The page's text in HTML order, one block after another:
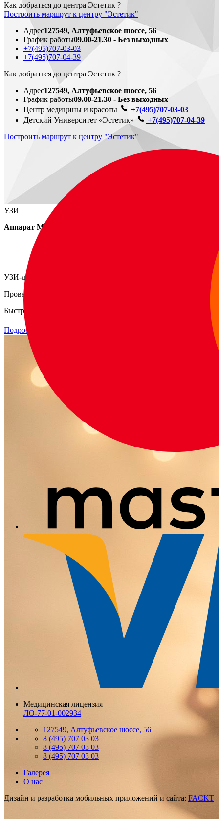
УЗИ
Аппарат Миндрей Рексона 6
УЗИ-диагностика органов
Проверьте здоровье без волнения
Быстро, точно, комфортно
Подробнее
Как добраться до центра Эстетик ?
Построить маршрут к центру "Эстетик"
Адрес127549, Алтуфьевское шоссе, 56
График работы09.00-21.30 - Без выходных
+7(495)707-03-03
+7(495)707-04-39
Как добраться до центра Эстетик ?
Адрес127549, Алтуфьевское шоссе, 56
График работы09.00-21.30 - Без выходных
Центр медицины и красоты
+7(495)707-03-03
Детский Университет «Эстетик»
+7(495)707-04-39
Построить маршрут к центру "Эстетик"
Медицинская лицензия
ЛО-77-01-002934
127549, Алтуфьевское шоссе, 56
8 (495) 707 03 03
8 (495) 707 03 03
8 (495) 707 03 03
Галерея
О нас
Дизайн и разработка мобильных приложений и сайта: FACKT